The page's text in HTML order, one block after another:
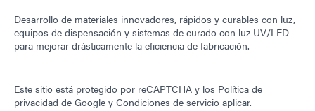
Desarrollo de materiales innovadores, rápidos y curables con luz,
equipos de dispensación y sistemas de curado con luz UV/LED
para mejorar drásticamente la eficiencia de fabricación.
Este sitio está protegido por reCAPTCHA y los Política de
privacidad de Google y Condiciones de servicio aplicar.